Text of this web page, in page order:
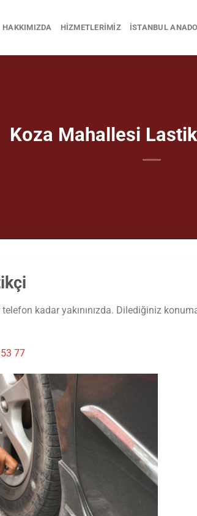
HAKKIMIZDA HIZMETLERIMIZ İSTANBUL
Koza Mahallesi
kadar yakınınızda. Dilediğiniz
77